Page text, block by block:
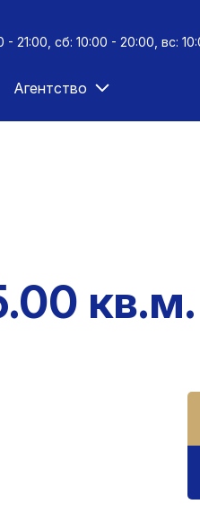
- 21:00, сб: 10:00 - 20:00, вс:
Агентство
кв.м.